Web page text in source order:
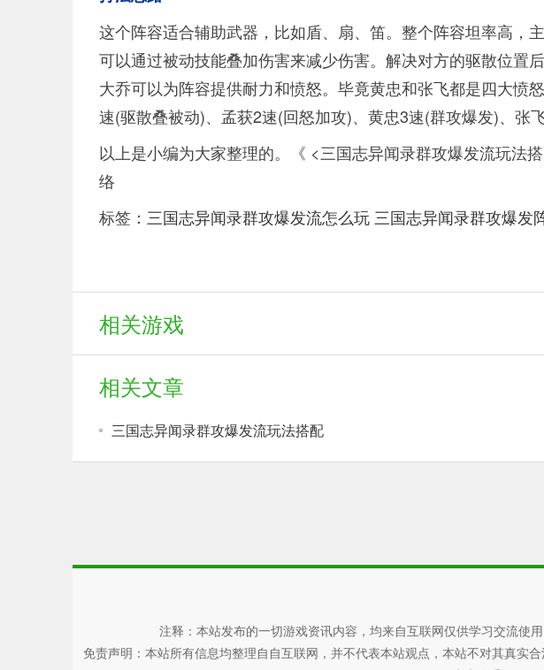
这个阵容适合辅助武器，比如盾、扇、笛。整个阵容坦率高，
可以通过被动技能叠加伤害来减少伤害。解决对方的驱散位置
大乔可以为阵容提供耐力和愤怒。毕竟黄忠和张飞都是四大愤
速(驱散叠被动)、孟获2速(回怒加攻)、黄忠3速(群攻爆发)、张
以上是小编为大家整理的。《 <三国志异闻录群攻爆发流玩法
络
标签： 三国志异闻录群攻爆发流怎么玩 三国志异闻录群攻爆发
相关游戏
相关文章
三国志异闻录群攻爆发流玩法搭配
注释：本站发布的一切游戏资讯内容，均来自互联网仅供学习交流使
免责声明：本站所有信息均整理自自互联网，并不代表本站观点，本站不对其真实